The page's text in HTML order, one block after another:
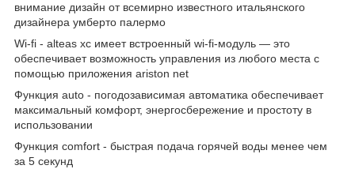
внимание дизайн от всемирно известного итальянского
дизайнера умберто палермо
Wi-fi - alteas xc имеет встроенный wi-fi-модуль — это
обеспечивает возможность управления из любого места с
помощью приложения ariston net
Функция auto - погодозависимая автоматика обеспечивает
максимальный комфорт, энергосбережение и простоту в
использовании
Функция comfort - быстрая подача горячей воды менее чем
за 5 секунд